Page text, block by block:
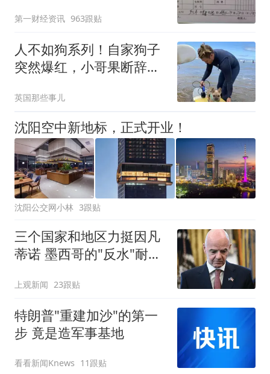
第一财经资讯 963跟贴
人不如狗系列！自家狗子
突然爆红，小哥果断辞
英国那些事儿
沈阳空中新地标，正式开业！
沈阳公交网小林 3跟贴
三个国家和地区力挺因凡
蒂诺 墨西哥的"反水"耐人
上观新闻 23跟贴
特朗普"重建加沙"的第一
步 竟是造军事基地
看看新闻Knews 11跟贴